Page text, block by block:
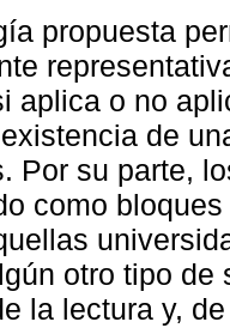
propuesta
aplica o no
de
Por su parte,
como
otro tipo
la lectura y,